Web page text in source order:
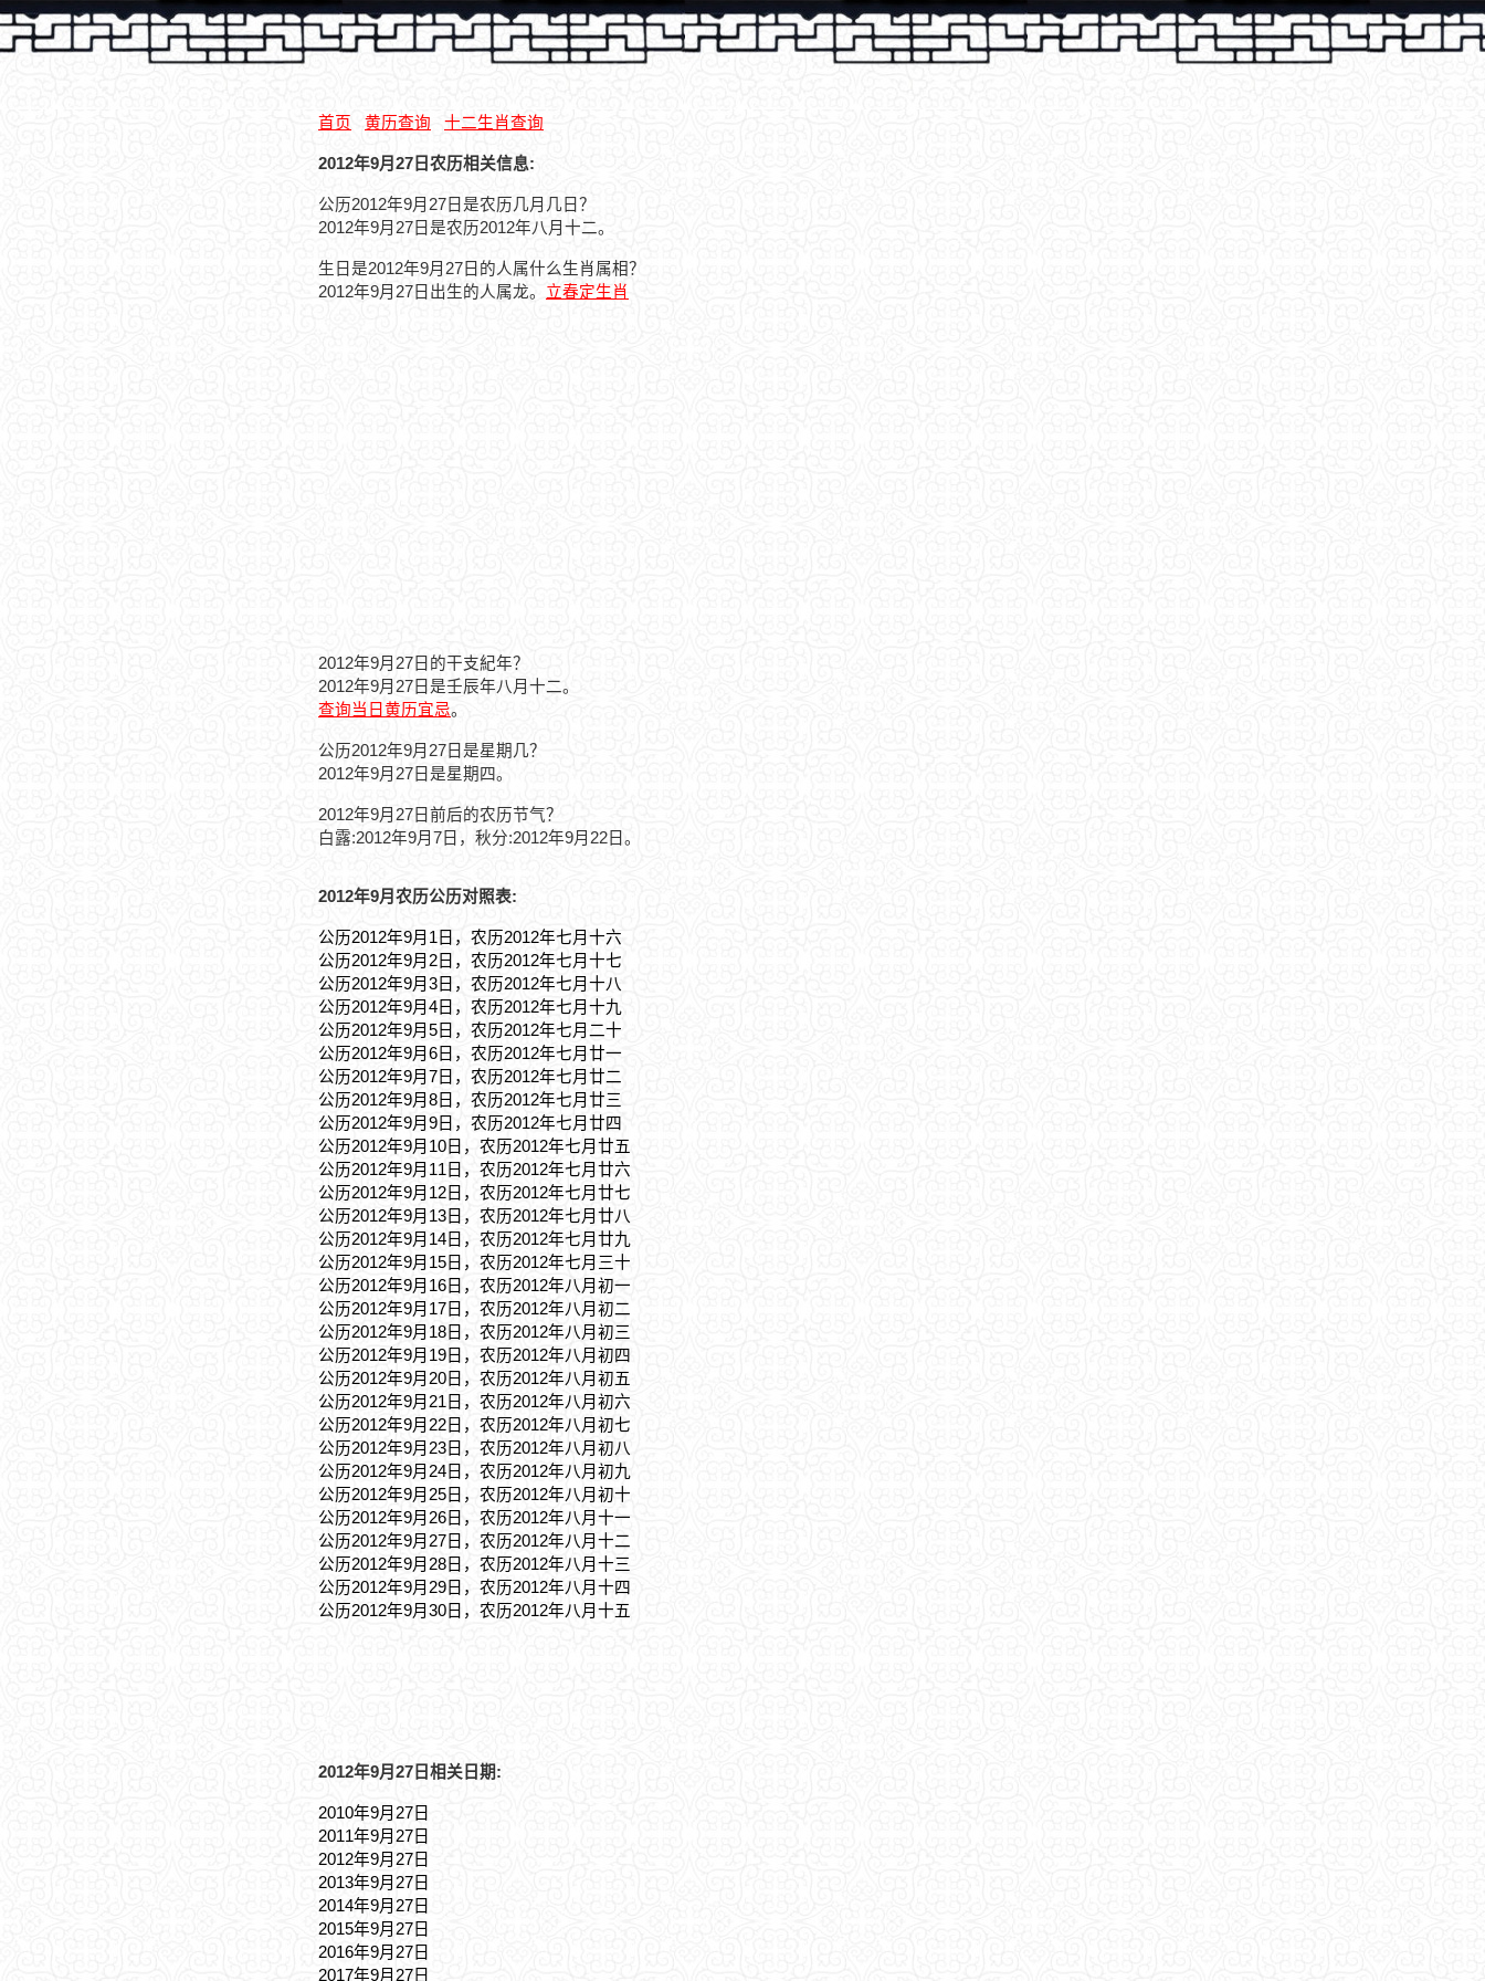
首页 黄历查询 十二生肖查询
2012年9月27日农历相关信息:
公历2012年9月27日是农历几月几日？
2012年9月27日是农历2012年八月十二。
生日是2012年9月27日的人属什么生肖属相？
2012年9月27日出生的人属龙。 立春定生肖
2012年9月27日的干支紀年？
2012年9月27日是壬辰年八月十二。
查询当日黄历宜忌。
公历2012年9月27日是星期几？
2012年9月27日是星期四。
2012年9月27日前后的农历节气？
白露:2012年9月7日，秋分:2012年9月22日。
2012年9月农历公历对照表:
公历2012年9月1日，农历2012年七月十六
公历2012年9月2日，农历2012年七月十七
公历2012年9月3日，农历2012年七月十八
公历2012年9月4日，农历2012年七月十九
公历2012年9月5日，农历2012年七月二十
公历2012年9月6日，农历2012年七月廿一
公历2012年9月7日，农历2012年七月廿二
公历2012年9月8日，农历2012年七月廿三
公历2012年9月9日，农历2012年七月廿四
公历2012年9月10日，农历2012年七月廿五
公历2012年9月11日，农历2012年七月廿六
公历2012年9月12日，农历2012年七月廿七
公历2012年9月13日，农历2012年七月廿八
公历2012年9月14日，农历2012年七月廿九
公历2012年9月15日，农历2012年七月三十
公历2012年9月16日，农历2012年八月初一
公历2012年9月17日，农历2012年八月初二
公历2012年9月18日，农历2012年八月初三
公历2012年9月19日，农历2012年八月初四
公历2012年9月20日，农历2012年八月初五
公历2012年9月21日，农历2012年八月初六
公历2012年9月22日，农历2012年八月初七
公历2012年9月23日，农历2012年八月初八
公历2012年9月24日，农历2012年八月初九
公历2012年9月25日，农历2012年八月初十
公历2012年9月26日，农历2012年八月十一
公历2012年9月27日，农历2012年八月十二
公历2012年9月28日，农历2012年八月十三
公历2012年9月29日，农历2012年八月十四
公历2012年9月30日，农历2012年八月十五
2012年9月27日相关日期:
2010年9月27日
2011年9月27日
2012年9月27日
2013年9月27日
2014年9月27日
2015年9月27日
2016年9月27日
2017年9月27日